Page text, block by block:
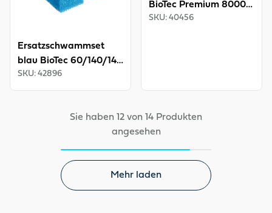
Ersatzschwammset
blau BioTec 60/140/145
INT
SKU: 42896
BioTec Premium 80000
INT
SKU: 40456
Sie haben 12 von 14 Produkten
angesehen
Mehr laden